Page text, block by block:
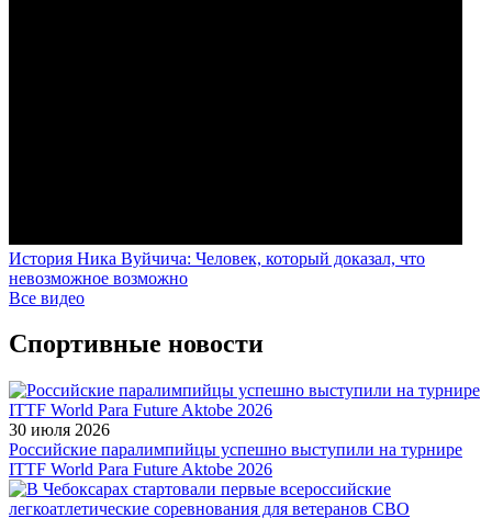
История Ника Вуйчича: Человек, который доказал, что
невозможное возможно
Все видео
Спортивные новости
30 июля 2026
Российские паралимпийцы успешно выступили на турнире
ITTF World Para Future Aktobe 2026